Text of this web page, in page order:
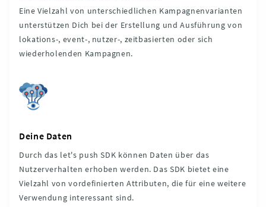
Eine Vielzahl von unterschiedlichen Kampagnenvarianten
unterstützen Dich bei der Erstellung und Ausführung von
lokations-, event-, nutzer-, zeitbasierten oder sich
wiederholenden Kampagnen.
Deine Daten
Durch das let's push SDK können Daten über das
Nutzerverhalten erhoben werden. Das SDK bietet eine
Vielzahl von vordefinierten Attributen, die für eine weitere
Verwendung interessant sind.